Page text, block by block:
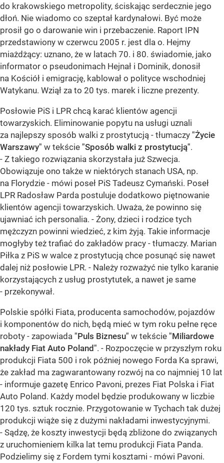
do krakowskiego metropolity, ściskając serdecznie jego
dłoń. Nie wiadomo co szeptał kardynałowi. Być może
prosił go o darowanie win i przebaczenie. Raport IPN
przedstawiony w czerwcu 2005 r. jest dla o. Hejmy
miażdżący: uznano, że w latach 70. i 80. świadomie, jako
informator o pseudonimach Hejnał i Dominik, donosił
na Kościół i emigrację, kablował o polityce wschodniej
Watykanu. Wziął za to 20 tys. marek i liczne prezenty.
Posłowie PiS i LPR chcą karać klientów agencji
towarzyskich. Eliminowanie popytu na usługi uznali
za najlepszy sposób walki z prostytucją - tłumaczy "Życie
Warszawy" w tekście "Sposób walki z prostytucją".
- Z takiego rozwiązania skorzystała już Szwecja.
Obowiązuje ono także w niektórych stanach USA, np.
na Florydzie - mówi poseł PiS Tadeusz Cymański. Poseł
LPR Radosław Parda postuluje dodatkowo piętnowanie
klientów agencji towarzyskich. Uważa, że powinno się
ujawniać ich personalia. - Żony, dzieci i rodzice tych
mężczyzn powinni wiedzieć, z kim żyją. Takie informacje
mogłyby też trafiać do zakładów pracy - tłumaczy. Marian
Piłka z PiS w walce z prostytucją chce posunąć się nawet
dalej niż posłowie LPR. - Należy rozważyć nie tylko karanie
korzystających z usług prostytutek, a nawet je same
- przekonywał.
Polskie spółki Fiata, producenta samochodów, pojazdów
i komponentów do nich, będą mieć w tym roku pełne ręce
roboty - zapowiada "Puls Biznesu" w tekście "Miliardowe
nakłady Fiat Auto Poland". - Rozpoczęcie w przyszłym roku
produkcji Fiata 500 i rok później nowego Forda Ka sprawi,
że zakład ma zagwarantowany rozwój na co najmniej 10 lat
- informuje gazetę Enrico Pavoni, prezes Fiat Polska i Fiat
Auto Poland. Każdy model będzie produkowany w liczbie
120 tys. sztuk rocznie. Przygotowanie w Tychach tak dużej
produkcji wiąże się z dużymi nakładami inwestycyjnymi.
- Sądzę, że koszty inwestycji będą zbliżone do związanych
z uruchomieniem kilka lat temu produkcji Fiata Panda.
Podzielimy się z Fordem tymi kosztami - mówi Pavoni.